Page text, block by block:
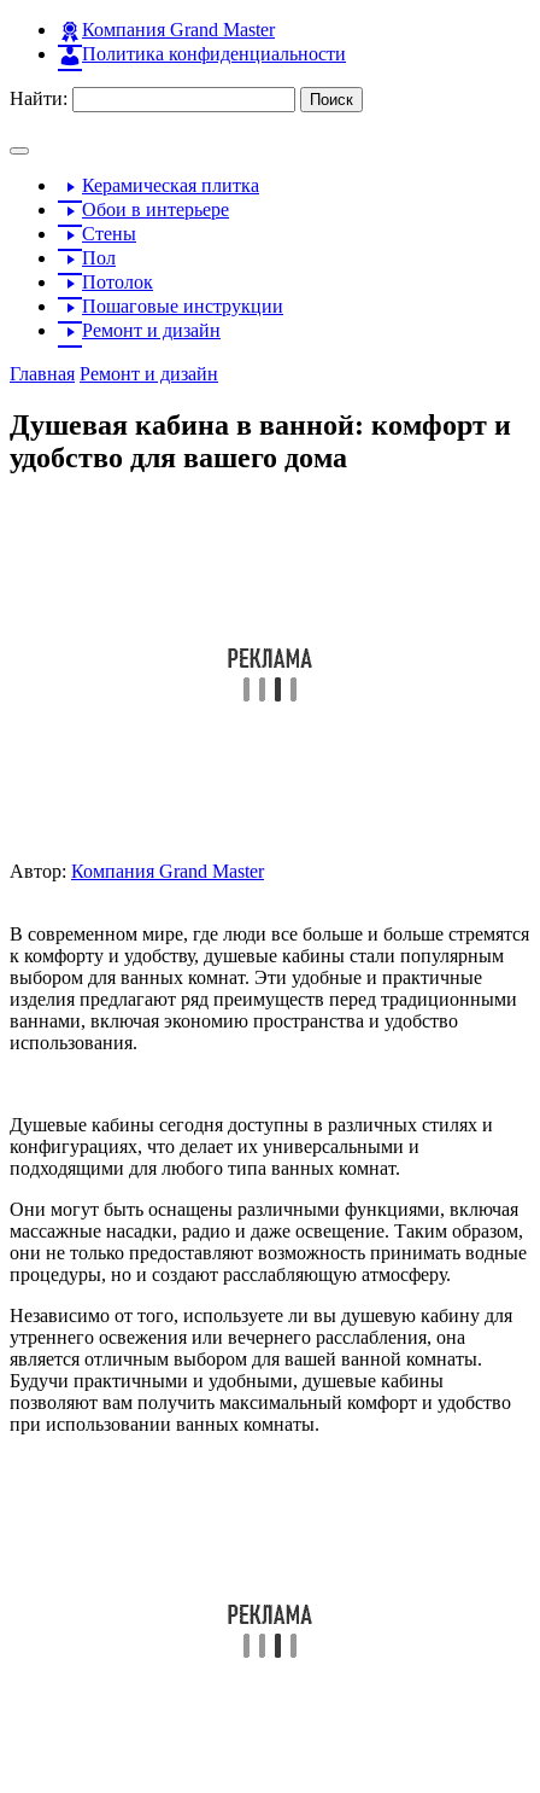
Компания Grand Master
Политика конфиденциальности
Найти:
Керамическая плитка
Обои в интерьере
Стены
Пол
Потолок
Пошаговые инструкции
Ремонт и дизайн
Главная Ремонт и дизайн
Душевая кабина в ванной: комфорт и
удобство для вашего дома
Автор: Компания Grand Master
В современном мире, где люди все больше и больше стремятся
к комфорту и удобству, душевые кабины стали популярным
выбором для ванных комнат. Эти удобные и практичные
изделия предлагают ряд преимуществ перед традиционными
ваннами, включая экономию пространства и удобство
использования.
Душевые кабины сегодня доступны в различных стилях и
конфигурациях, что делает их универсальными и
подходящими для любого типа ванных комнат.
Они могут быть оснащены различными функциями, включая
массажные насадки, радио и даже освещение. Таким образом,
они не только предоставляют возможность принимать водные
процедуры, но и создают расслабляющую атмосферу.
Независимо от того, используете ли вы душевую кабину для
утреннего освежения или вечернего расслабления, она
является отличным выбором для вашей ванной комнаты.
Будучи практичными и удобными, душевые кабины
позволяют вам получить максимальный комфорт и удобство
при использовании ванных комнаты.